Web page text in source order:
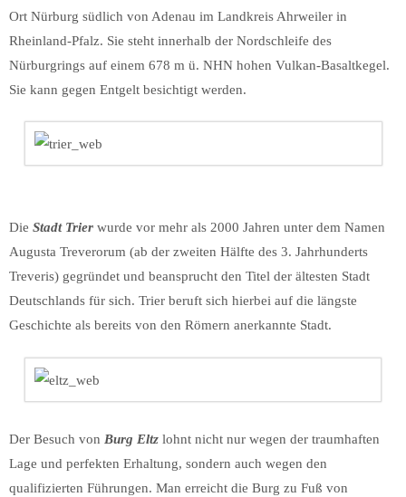
Ort Nürburg südlich von Adenau im Landkreis Ahrweiler in
Rheinland-Pfalz. Sie steht innerhalb der Nordschleife des
Nürburgrings auf einem 678 m ü. NHN hohen Vulkan-Basaltkegel.
Sie kann gegen Entgelt besichtigt werden.
Die Stadt Trier wurde vor mehr als 2000 Jahren unter dem Namen
Augusta Treverorum (ab der zweiten Hälfte des 3. Jahrhunderts
Treveris) gegründet und beansprucht den Titel der ältesten Stadt
Deutschlands für sich. Trier beruft sich hierbei auf die längste
Geschichte als bereits von den Römern anerkannte Stadt.
Der Besuch von Burg Eltz lohnt nicht nur wegen der traumhaften
Lage und perfekten Erhaltung, sondern auch wegen den
qualifizierten Führungen. Man erreicht die Burg zu Fuß von